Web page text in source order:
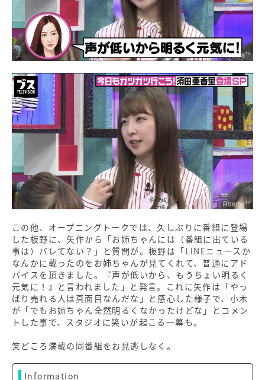
この他、オープニングトークでは、久しぶりに番組に登場
した板野に、矢作から「お姉ちゃんには（番組に出ている
事は）バレてない？」と質問が。板野は「LINEニュースか
なんかに載ったのをお姉ちゃんが見てくれて、普通にアド
バイスを頂きました。『声が低いから、もうちょい明るく
元気に！』と言われました」と発言。これに矢作は「やっ
ぱり売れる人は真面目なんだな」と感心した様子で、小木
が「でもお姉ちゃん全然明るくなかったけどな」とコメン
トした事で、スタジオに笑いが起こる一幕も。
笑どころ満載の同番組をお見逃しなく。
Information